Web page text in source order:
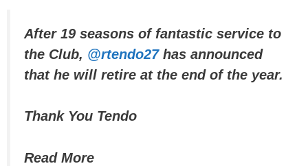
After 19 seasons of fantastic service to
the Club, @rtendo27has announced
that he will retire at the end of the year.
Thank You Tendo
Read More